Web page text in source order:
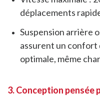
déplacements
Suspension arrière
assurent un
optimale, même
3. Conception pensée